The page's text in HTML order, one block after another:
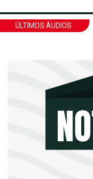
ÚLTIMOS ÁUDIOS